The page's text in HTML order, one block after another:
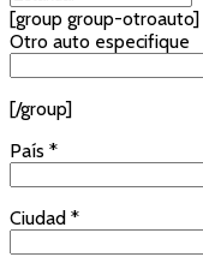
[group group-otroauto]
Otro auto especifique
[/group]
País *
Ciudad *